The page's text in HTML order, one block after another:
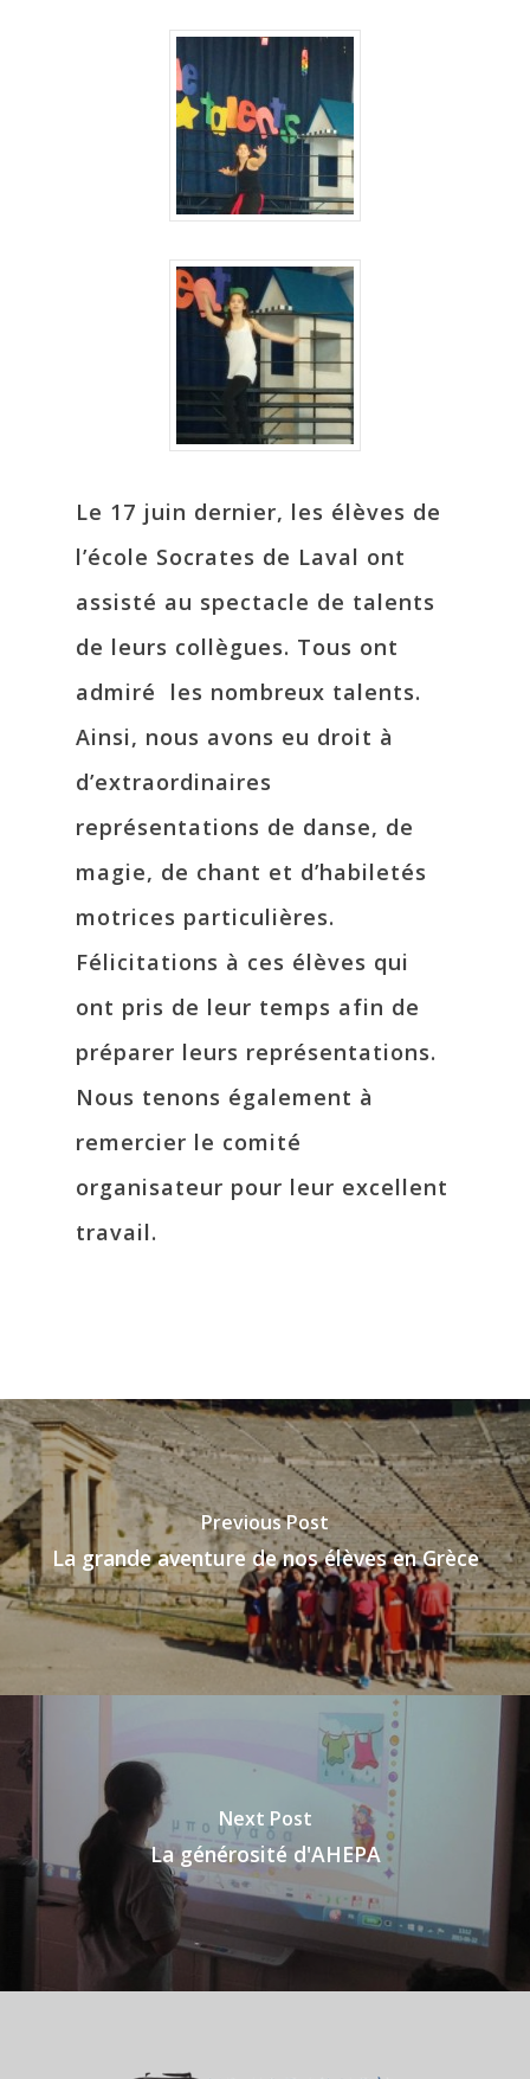
Le 17 juin dernier, les élèves de
l’école Socrates de Laval ont
assisté au spectacle de talents
de leurs collègues. Tous ont
admiré les nombreux talents.
Ainsi, nous avons eu droit à
d’extraordinaires
représentations de danse, de
magie, de chant et d’habiletés
motrices particulières.
Félicitations à ces élèves qui
ont pris de leur temps afin de
préparer leurs représentations.
Nous tenons également à
remercier le comité
organisateur pour leur excellent
travail.
Previous Post
La grande aventure de nos élèves en Grèce
Next Post
La générosité d'AHEPA